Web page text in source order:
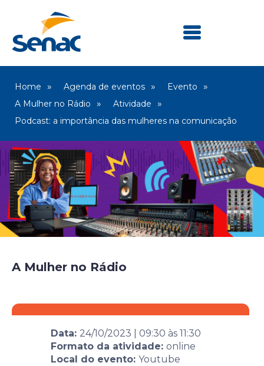
Home Agenda de eventos
Evento
A Mulher no Rádio
Atividade
Podcast: a importância das mulheres na comunicação
A Mulher no Rádio
Data: 24/10/2023 09:30 às 11:30
Formato da atividade: online
Local do evento: Youtube